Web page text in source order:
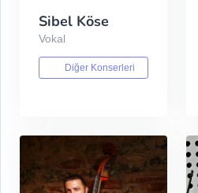
Sibel Köse
Vokal
Diğer Konserleri